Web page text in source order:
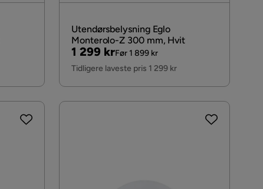
Utendørsbelysning Eglo
Monterolo-Z 300 mm, Hvit
Pris
1 299 kr
Original
Pris
Før 1 899 kr
Tidligere laveste pris 1 299 kr